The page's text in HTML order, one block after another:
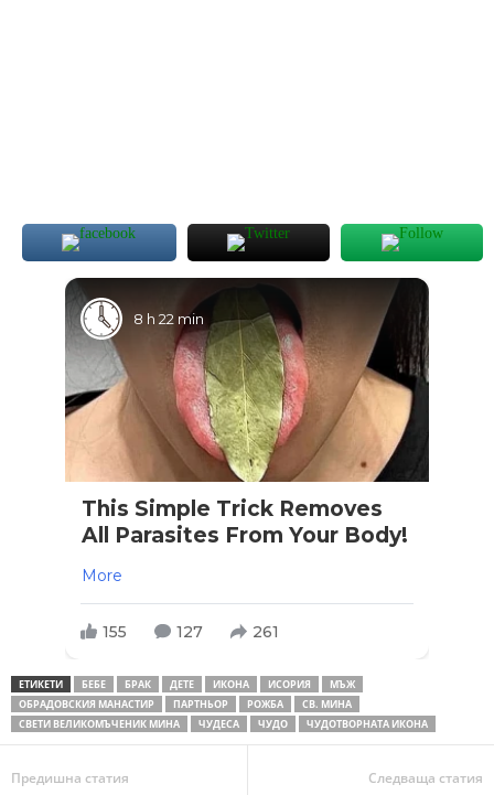
8 h 22 min
This Simple Trick Removes
All Parasites From Your Body!
More
155 127 261
ЕТИКЕТИ БЕБЕ БРАК ДЕТЕ ИКОНА ИСОРИЯ
МЪЖ
ОБРАДОВСКИЯ МАНАСТИР
ПАРТНЬОР РОЖБА
СВ. МИНА
СВЕТИ ВЕЛИКОМЪЧЕНИК МИНА
ЧУДЕСА ЧУДО ЧУДОТВОРНАТА ИКОНА
Предишна статия Следваща статия